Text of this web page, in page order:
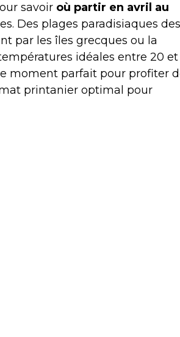
savoir où partir en avril au
Des plages paradisiaques des
par les îles grecques ou la
idéales entre 20 et
moment parfait pour profiter
printanier optimal pour